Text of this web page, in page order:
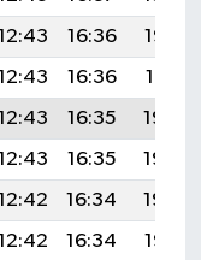
16:36
19:53
16:36
19:51
16:35
19:50
16:35
19:49
16:34
19:48
16:34
19:47